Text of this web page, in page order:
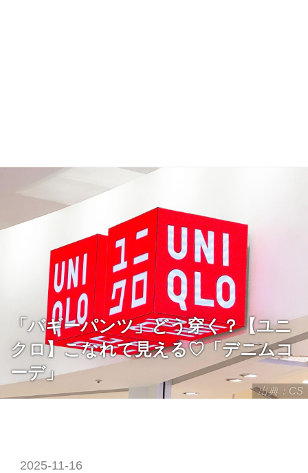
出典：CS
「バギーパンツ」どう穿く？【ユニ
クロ】こなれて見える♡「デニムコ
ーデ」
2025-11-16